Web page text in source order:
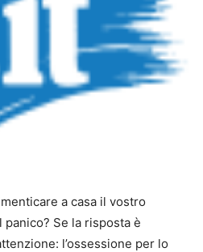
a casa il vostro
Se la risposta è
l’ossessione per lo